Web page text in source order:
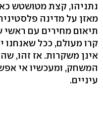
נתניהו, קצת מטושטש
מאזן על מדינה
תיאום מחירים עם
קרו מעולם, ככל שאנחנו
אינן משקרות. אז זהו,
המשחק, ומעכשיו אי
עיניים.